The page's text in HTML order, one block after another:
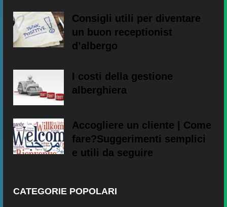
Consigli utili per diventare
un buon receptionist
d’albergo
I costi della gestione
alberghiera
Accogliere un cliente | Come
fare?Suggerimenti semplici
e utili da seguire
CATEGORIE POPOLARI